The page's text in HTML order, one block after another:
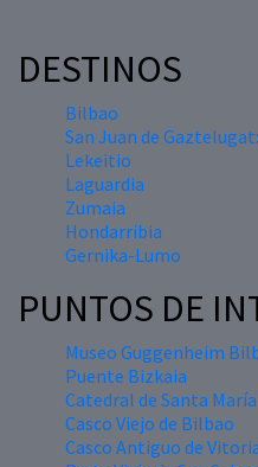
DESTINOS
Bilbao
San Juan de
Lekeitio
Laguardia
Zumaia
Hondarribia
Gernika-Lumo
PUNTOS DE
Museo Guggenheim
Puente Bizkaia
Catedral de Santa
Casco Viejo de Bilbao
Casco Antiguo de